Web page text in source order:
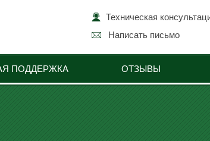
Техническая
Написать письмо
ПОДДЕРЖКА ОТЗЫВЫ